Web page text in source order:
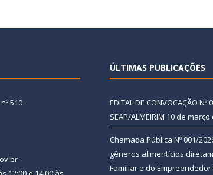
510
ÚLTIMAS PUBLICAÇÕES
EDITAL DE CONVOCAÇÃO Nº
SEAP/ALMEIRIM 10 de março
Chamada Pública Nº 001/
gêneros alimentícios
Familiar e do Empreendedor